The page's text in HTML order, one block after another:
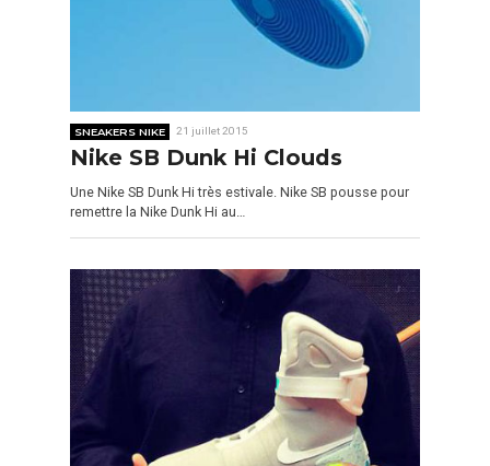
SNEAKERS NIKE 21 juillet 2015
Nike SB Dunk Hi Clouds
Une Nike SB Dunk Hi très estivale. Nike SB pousse pour
remettre la Nike Dunk Hi au…